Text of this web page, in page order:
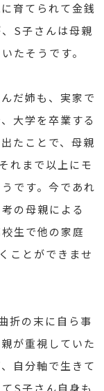
育てられて金銭
S子さんは母親
たそうです。
だ姉も、実家で
大学を卒業する
たことで、母親
れまで以上にモ
です。今であれ
の母親による
生で他の家庭
ことができませ
折の末に自ら事
が重視していた
自分軸で生きて
S子さん自身も